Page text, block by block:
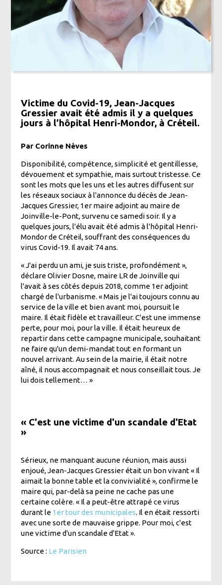
Victime du Covid-19, Jean-Jacques
Gressier avait été admis il y a quelques
jours à l’hôpital Henri-Mondor, à Créteil.
Par Corinne Nèves
Disponibilité, compétence, simplicité et gentillesse,
dévouement et sympathie, mais surtout tristesse. Ce
sont les mots que les uns et les autres diffusent sur
les réseaux sociaux à l'annonce du décès de Jean-
Jacques Gressier, 1er maire adjoint au maire de
Joinville-le-Pont, survenu ce samedi soir. Il y a
quelques jours, l'élu avait été admis à l'hôpital Henri-
Mondor de Créteil, souffrant des conséquences du
virus Covid-19. Il avait 74 ans.
« J'ai perdu un ami, je suis triste, profondément »,
déclare Olivier Dosne, maire LR de Joinville qui
l'avait à ses côtés depuis 2018, comme 1er adjoint
chargé de l'urbanisme. « Mais je l'ai toujours connu au
service de la ville et bien avant moi, poursuit le
maire. Il était fidèle et travailleur. C'est une immense
perte, pour moi, pour la ville. Il était heureux de
repartir dans cette campagne municipale, souhaitant
ne faire qu'un demi-mandat tout en formant un
nouvel arrivant. Au sein de la mairie, il était notre
aîné, il nous accompagnait et nous conseillait tous. Je
lui dois tellement… »
« C'est une victime d'un scandale d'Etat
»
Sérieux, ne manquant aucune réunion, mais aussi
enjoué, Jean-Jacques Gressier était un bon vivant « Il
aimait la bonne table et la convivialité », confirme le
maire qui, par-delà sa peine ne cache pas une
certaine colère. « Il a peut-être attrapé ce virus
durant le 1er tour des municipales. Il en était ressorti
avec une sorte de mauvaise grippe. Pour moi, c'est
une victime d'un scandale d'Etat ».
Source : Le Parisien